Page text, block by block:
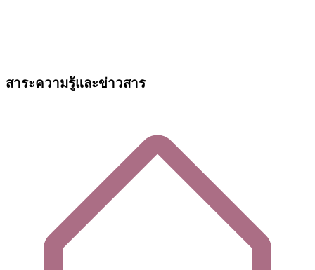
สาระความรู้และข่าวสาร